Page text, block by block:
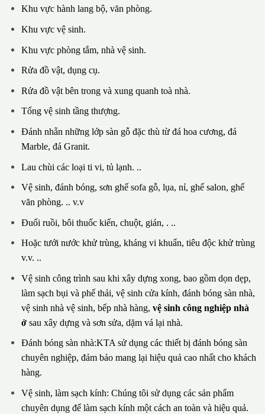
Khu vực hành lang bộ, văn phòng.
Khu vực vệ sinh.
Khu vực phòng tắm, nhà vệ sinh.
Rửa đồ vật, dụng cụ.
Rửa đồ vật bên trong và xung quanh toà nhà.
Tổng vệ sinh tầng thượng.
Đánh nhẵn những lớp sàn gỗ đặc thù từ đá hoa cương, đá
Marble, đá Granit.
Lau chùi các loại ti vi, tủ lạnh. ..
Vệ sinh, đánh bóng, sơn ghế sofa gỗ, lụa, nỉ, ghế salon, ghế
văn phòng. .. v.v
Đuổi ruồi, bôi thuốc kiến, chuột, gián, . ..
Hoặc tưới nước khử trùng, kháng vi khuẩn, tiêu độc khử trùng
v.v. ..
Vệ sinh công trình sau khi xây dựng xong, bao gồm dọn dẹp,
làm sạch bụi và phế thải, vệ sinh cửa kính, đánh bóng sàn nhà,
vệ sinh nhà vệ sinh, bếp nhà hàng, vệ sinh công nghiệp nhà
ởsau xây dựng và sơn sửa, dặm vá lại nhà.
Đánh bóng sàn nhà:KTA sử dụng các thiết bị đánh bóng sàn
chuyên nghiệp, đảm bảo mang lại hiệu quả cao nhất cho khách
hàng.
Vệ sinh, làm sạch kính: Chúng tôi sử dụng các sản phẩm
chuyên dụng để làm sạch kính một cách an toàn và hiệu quả.